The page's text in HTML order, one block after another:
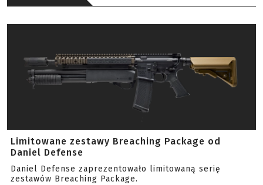
Limitowane zestawy Breaching Package od
Daniel Defense
Daniel Defense zaprezentowało limitowaną serię
zestawów Breaching Package.